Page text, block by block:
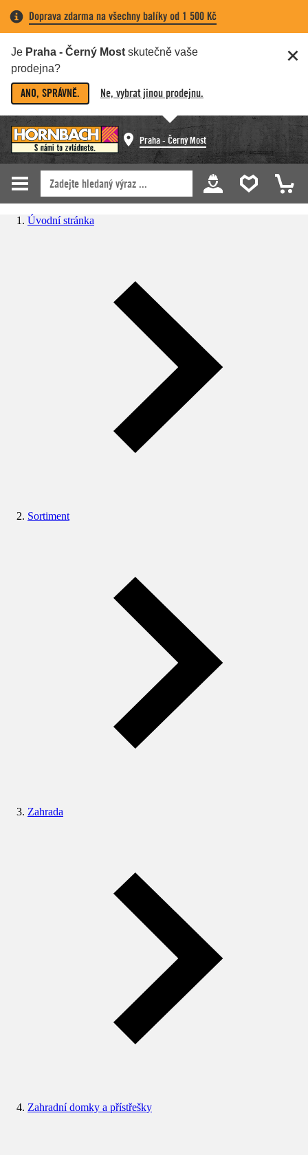
Doprava zdarma na všechny balíky od 1 500 Kč
Je Praha - Černý Most skutečně vaše
prodejna?
ANO, SPRÁVNĚ. Ne, vybrat jinou prodejnu.
Praha - Černý Most
Úvodní stránka
Sortiment
Zahrada
Zahradní domky a přístřešky